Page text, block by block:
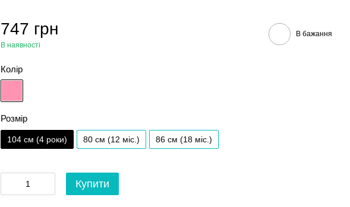
747 грн
В наявності
В бажання
Колір
Розмір
104 см (4 роки) 80 см (12 мiс.) 86 см (18 мiс.)
Купити